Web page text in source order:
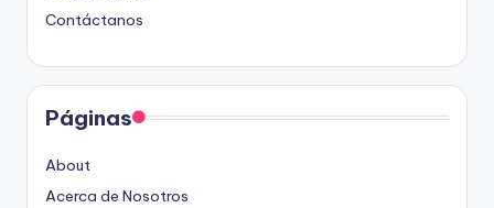
Contáctanos
Páginas
About
Acerca de Nosotros